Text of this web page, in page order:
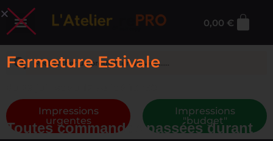
0,00 €
Impressions
urgentes
Impressions
"budget"
Fermeture Estivale
Toutes commandes passées durant